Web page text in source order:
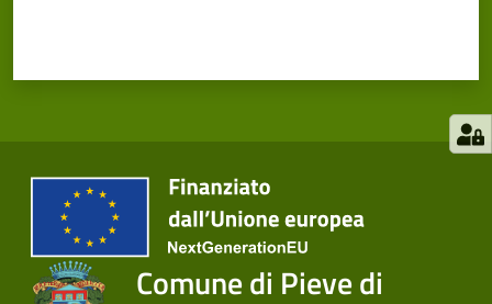
Comune di Pieve di